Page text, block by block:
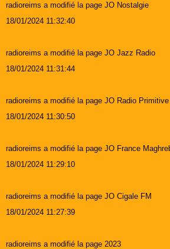
radioreims a modifié la page JO Nostalgie
18/01/2024 11:32:40
radioreims a modifié la page JO Jazz Radio
18/01/2024 11:31:44
radioreims a modifié la page JO Radio Primitive
18/01/2024 11:30:50
radioreims a modifié la page JO France
18/01/2024 11:29:10
radioreims a modifié la page JO Cigale FM
18/01/2024 11:27:39
radioreims a modifié la page 2023